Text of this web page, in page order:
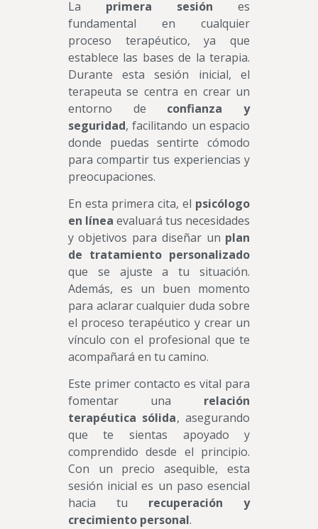
La primera sesión es
fundamental en cualquier
proceso terapéutico, ya que
establece las bases de la terapia.
Durante esta sesión inicial, el
terapeuta se centra en crear un
entorno de confianza y
seguridad, facilitando un espacio
donde puedas sentirte cómodo
para compartir tus experiencias y
preocupaciones.
En esta primera cita, el psicólogo
en línea evaluará tus necesidades
y objetivos para diseñar un plan
de tratamiento personalizado
que se ajuste a tu situación.
Además, es un buen momento
para aclarar cualquier duda sobre
el proceso terapéutico y crear un
vínculo con el profesional que te
acompañará en tu camino.
Este primer contacto es vital para
fomentar una relación
terapéutica sólida, asegurando
que te sientas apoyado y
comprendido desde el principio.
Con un precio asequible, esta
sesión inicial es un paso esencial
hacia tu recuperación y
crecimiento personal.